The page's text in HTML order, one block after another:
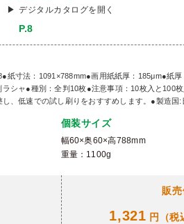
デジタルカタログを開く
P.8
紙寸法：1091×788mm●画用紙紙厚：185μm●紙
シャ●種別：全判10枚●注意事項：10枚入と100枚
、低速での試し刷りをおすすめします。●製造国
個装サイズ
幅60×奥60×高788mm
重量：1100g
販
1,321 円（税